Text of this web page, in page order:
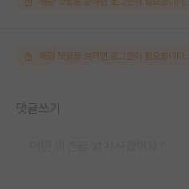
해당 댓글을 보려면 로그인이 필요합니다.
댓글쓰기